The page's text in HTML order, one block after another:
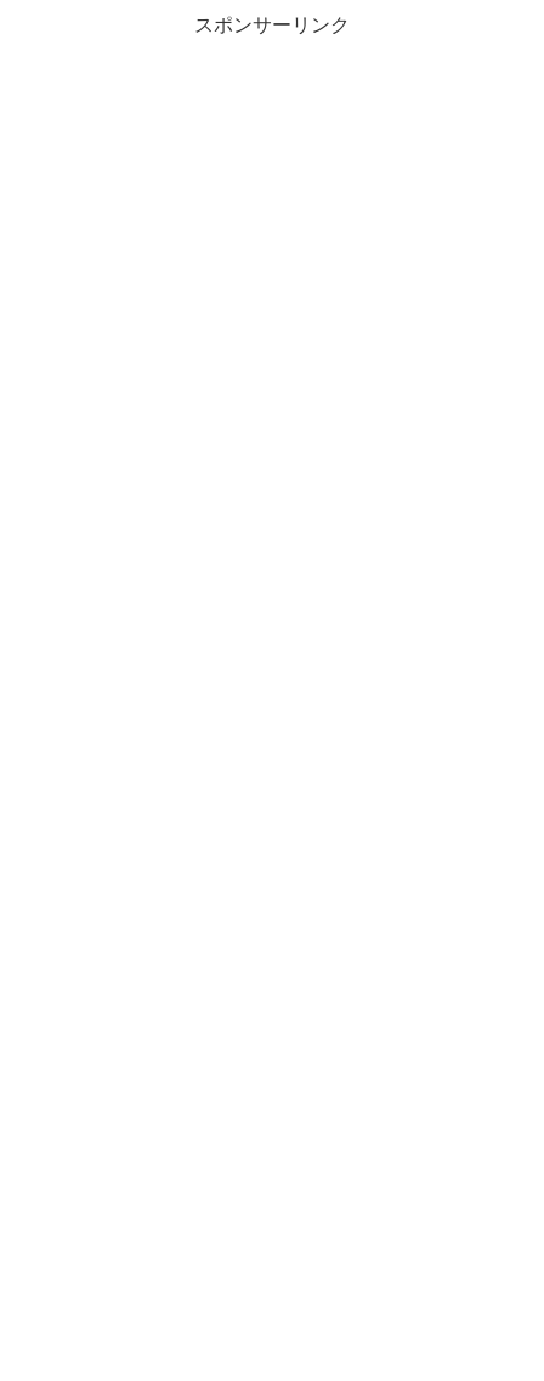
スポンサーリンク